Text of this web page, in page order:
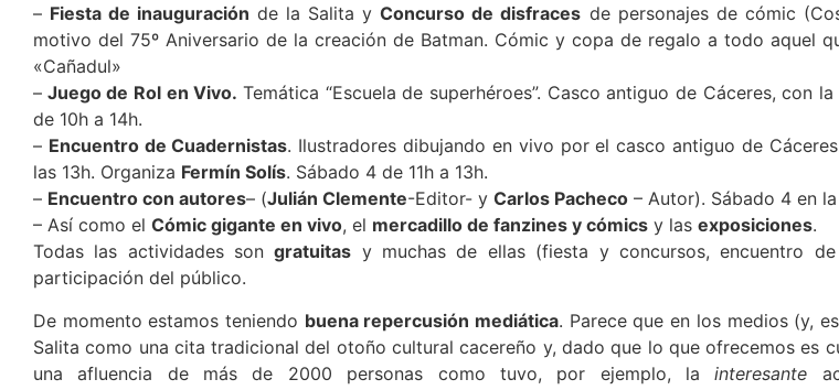
– Fiesta de inauguración de la Salita yConcurso de disfraces de personajes de cómic
motivo del 75º Aniversario de la creación de Batman. Cómic y copa de regalo a todo aquel
«Cañadul»
– Juego de Rol en Vivo. Temática “Escuela de superhéroes”. Casco antiguo de Cáceres, con
de 10h a 14h.
– Encuentro de Cuadernistas. Ilustradores dibujando en vivo por el casco antiguo de
las 13h. Organiza Fermín Solís. Sábado 4 de 11h a 13h.
– Encuentro con autores– (Julián Clemente-Editor- y Carlos Pacheco – Autor). Sábado 4 en
– Así como el Cómic gigante en vivo, el mercadillo de fanzines y cómics y las exposiciones.
Todas las actividades songratuitas y muchas de ellas (fiesta y concursos, encuentro
participación del público.
De momento estamos teniendo buena repercusión mediática. Parece que en los medios (y,
Salita como una cita tradicional del otoño cultural cacereño y, dado que lo que ofrecemos es
una afluencia de más de 2000 personas como tuvo, por ejemplo, lainteresante